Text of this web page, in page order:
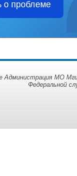
о проблеме
Администрация МО
Федеральной